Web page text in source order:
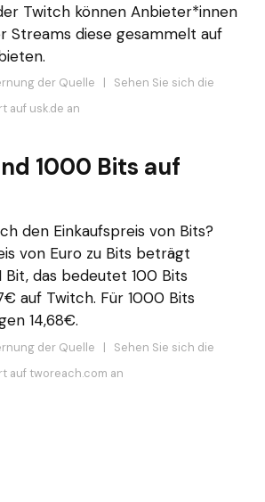
Twitch können Anbieter*innen
Streams diese gesammelt auf
der Quelle | Sehen Sie sich die
auf usk.de an
1000 Bits auf
den Einkaufspreis von Bits?
von Euro zu Bits beträgt
Bit, das bedeutet 100 Bits
auf Twitch. Für 1000 Bits
14,68€.
der Quelle | Sehen Sie sich die
auf tworeach.com an